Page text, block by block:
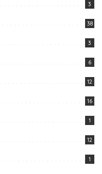
3
38
3
6
12
16
1
12
1